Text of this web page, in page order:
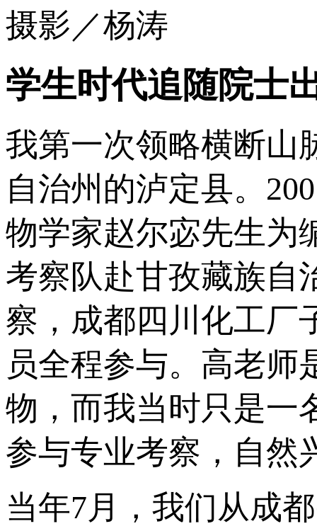
摄影／杨涛
学生时代追随院士
我第一次领略横断山
自治州的泸定县。
物学家赵尔宓先生为
考察队赴甘孜藏族自
察，成都四川化工厂
员全程参与。高老师
物，而我当时只是一
参与专业考察，自然
当年7月，我们从成